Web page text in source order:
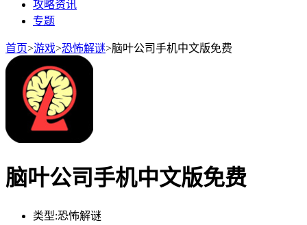
攻略资讯
专题
首页>游戏>恐怖解谜>脑叶公司手机中文版免费
脑叶公司手机中文版免费
类型:恐怖解谜